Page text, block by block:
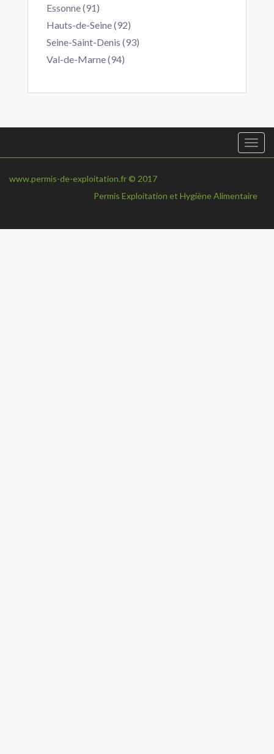
Essonne (91)
Hauts-de-Seine (92)
Seine-Saint-Denis (93)
Val-de-Marne (94)
www.permis-de-exploitation.fr © 2017
Permis Exploitation et Hygiène Alimentaire